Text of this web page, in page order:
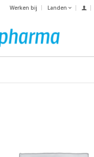
Werken bij Landen